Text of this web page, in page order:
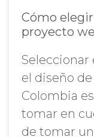
Cómo
proyecto
Seleccionar
el diseño
Colombia
tomar en
de tomar